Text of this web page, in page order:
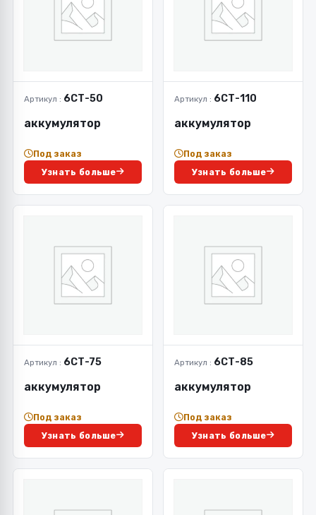
Артикул : 6СТ-50
аккумулятор
Под заказ
Узнать больше
Артикул : 6СТ-110
аккумулятор
Под заказ
Узнать больше
Артикул : 6СТ-75
аккумулятор
Под заказ
Узнать больше
Артикул : 6СТ-85
аккумулятор
Под заказ
Узнать больше